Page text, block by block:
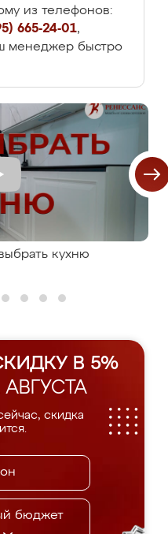
из телефонов:
665-24-01,
менеджер быстро
кухню
В 5%
скидка
бюджет